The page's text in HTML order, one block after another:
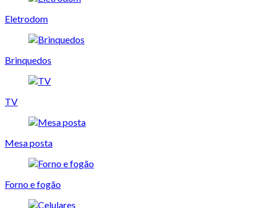
Eletrodom
Brinquedos
TV
Mesa posta
Forno e fogão